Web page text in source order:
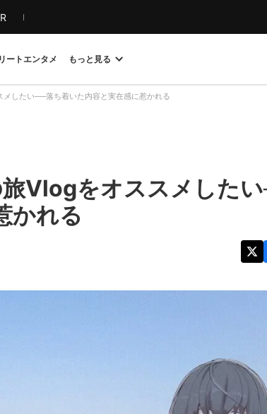
ートエンタメ もっと見る
したい──落ち着いた内容と実在感に惹かれる
Vlogをオススメした
かれる